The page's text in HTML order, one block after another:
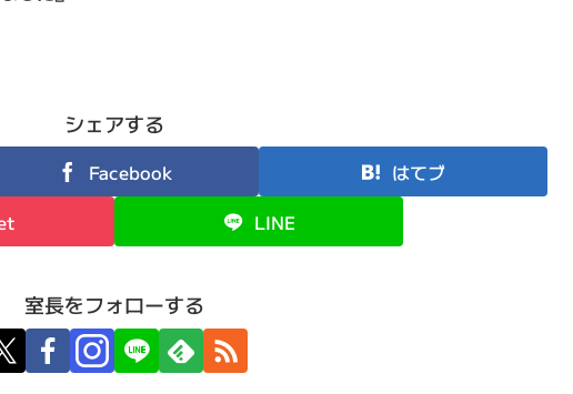
シェアする
Facebook
はてブ
LINE
室長をフォローする